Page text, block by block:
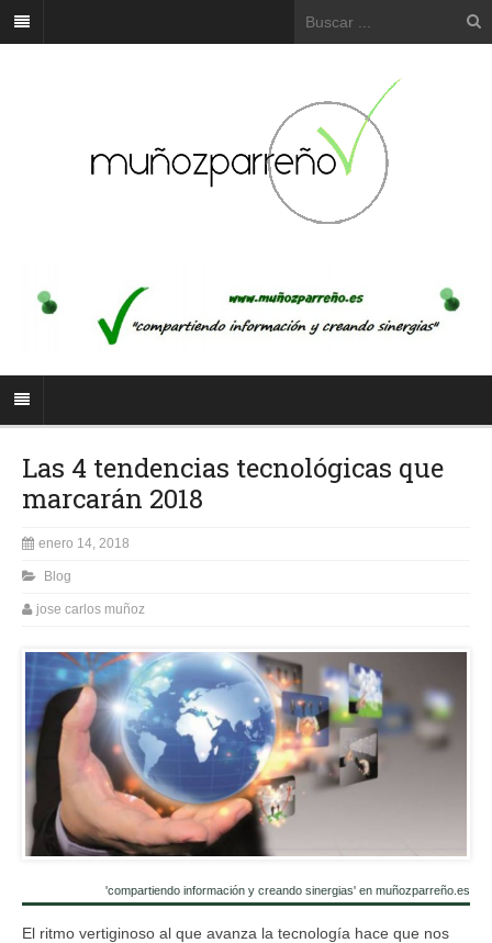
Las 4 tendencias tecnológicas que
marcarán 2018
enero 14, 2018
Blog
jose carlos muñoz
'compartiendo información y creando sinergias' en muñozparreño.es
El ritmo vertiginoso al que avanza la tecnología hace que nos